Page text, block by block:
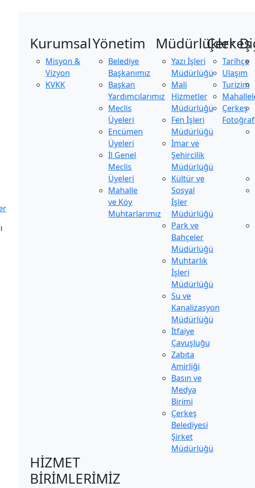
Kurumsal
Misyon &
Vizyon
KVKK
Yönetim
Belediye
Başkanımız
Başkan
Yardımcılarımız
Meclis
Üyeleri
Encümen
Üyeleri
İl Genel
Meclis
Üyeleri
Mahalle
ve Köy
Muhtarlarımız
Müdürlükler
Yazı İşleri
Müdürlüğü
Mali
Hizmetler
Müdürlüğü
Fen İşleri
Müdürlüğü
İmar ve
Şehircilik
Müdürlüğü
Kültür ve
Sosyal
İşler
Müdürlüğü
Park ve
Bahçeler
Müdürlüğü
Muhtarlık
İşleri
Müdürlüğü
Su ve
Kanalizasyon
Müdürlüğü
İtfaiye
Çavuşluğu
Zabıta
Amirliği
Basın ve
Medya
Birimi
Çerkeş
Belediyesi
Şirket
Müdürlüğü
HİZMET
BİRİMLERİMİZ
Çerkeş
Tarihçe
Ulaşım
Turizim
Çerkeş